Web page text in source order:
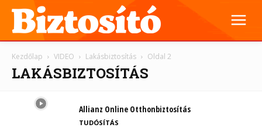
Kezdőlap VIDEO Lakásbiztosítás Oldal 2
LAKÁSBIZTOSÍTÁS
Allianz Online Otthonbiztosítás
TUDÓSÍTÁS